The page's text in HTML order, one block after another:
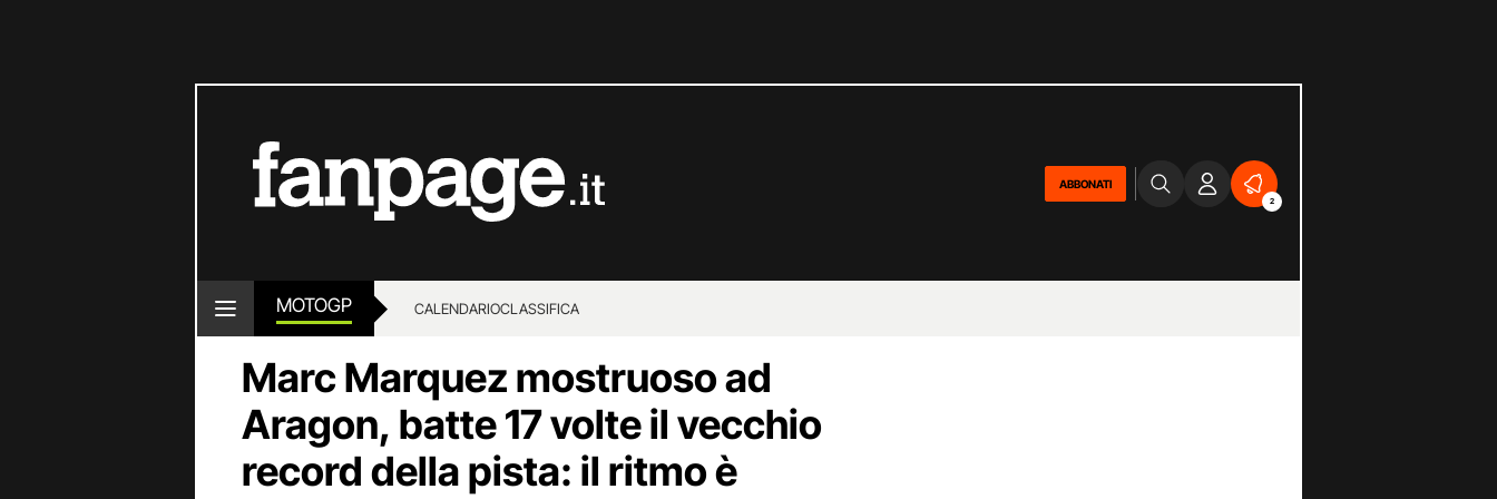
ABBONATI
2
MOTOGP CALENDARIOCLASSIFICA
Marc Marquez mostruoso ad
Aragon, batte 17 volte il vecchio
record della pista: il ritmo è